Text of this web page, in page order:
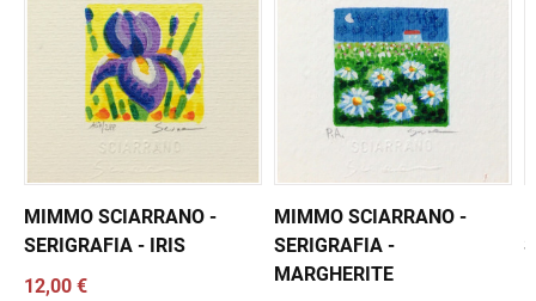
MIMMO SCIARRANO -
SERIGRAFIA - IRIS
12,00 €
MIMMO SCIARRANO -
SERIGRAFIA -
MARGHERITE